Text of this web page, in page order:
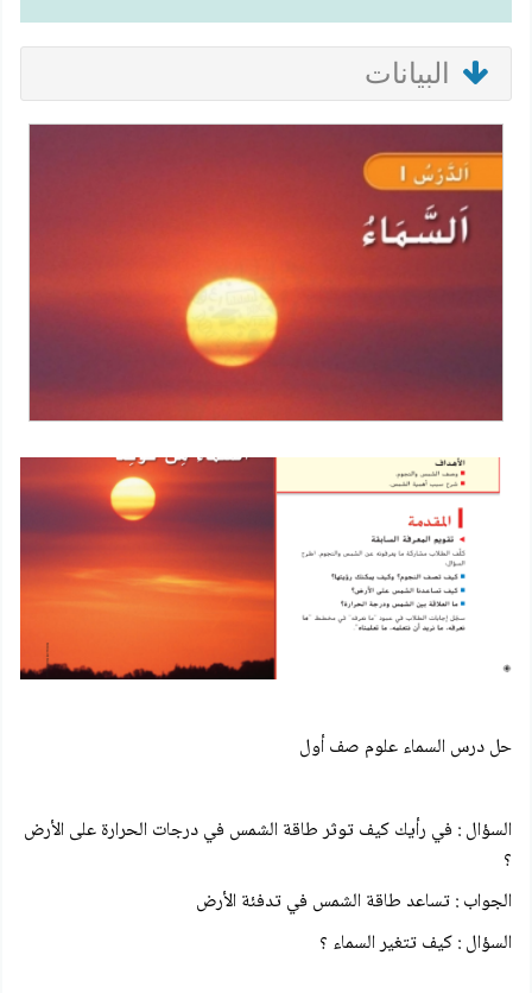
البيانات
حل درس السماء علوم صف أول
السؤال : في رأيك كيف توثر طاقة الشمس في درجات الحرارة على الأرض
؟
الجواب : تساعد طاقة الشمس في تدفئة الأرض
السؤال : كيف تتغير السماء ؟